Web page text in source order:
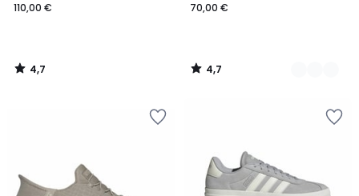
110,00 €
4,7
/
70,00 €
4,7
/